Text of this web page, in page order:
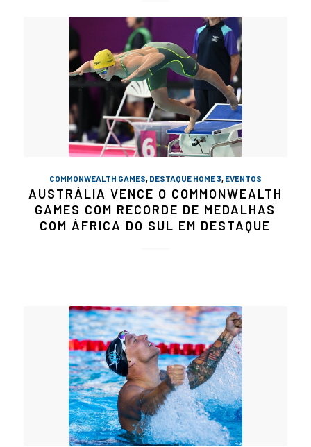
COMMONWEALTH GAMES, DESTAQUE HOME 3, EVENTOS
AUSTRÁLIA VENCE O COMMONWEALTH
GAMES COM RECORDE DE MEDALHAS
COM ÁFRICA DO SUL EM DESTAQUE